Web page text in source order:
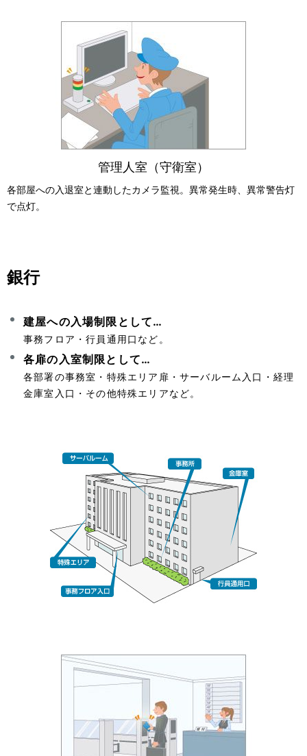
各部屋への入退室と連動したカメラ監視。異常発生時、異常警告灯
で点灯。
管理人室（守衛室）
銀行
建屋への入場制限として…
事務フロア・行員通用口など。
各扉の入室制限として…
各部署の事務室・特殊エリア扉・サーバルーム入口・経理
金庫室入口・その他特殊エリアなど。